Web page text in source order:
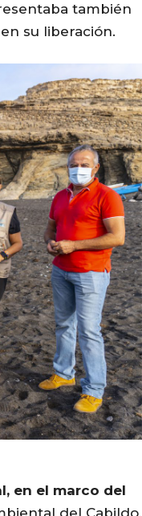
también
su liberación.
en el marco del